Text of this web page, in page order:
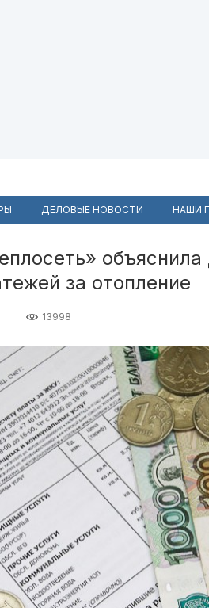
ДЕЛОВЫЕ НОВОСТИ НАШИ
объяснила
за отопление
13998